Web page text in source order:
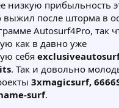
низкую прибыльность
выжил после шторма в
Autosurf4Pro, так
как в давно уже
себя
. Так и довольно
3xmagicsurf,
surf.